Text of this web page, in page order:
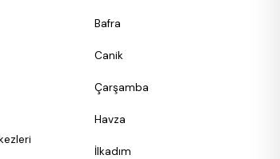
Bafra
Canik
Çarşamba
Havza
İlkadım